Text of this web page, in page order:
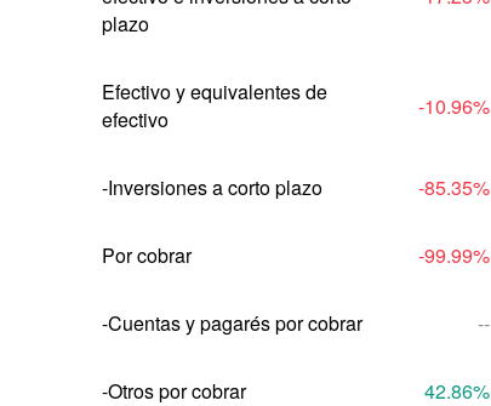
plazo
Efectivo y equivalentes de
efectivo
-10.96%
-Inversiones a corto plazo -85.35%
Por cobrar -99.99%
-Cuentas y pagarés por cobrar --
-Otros por cobrar 42.86%